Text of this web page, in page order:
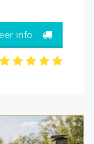
info